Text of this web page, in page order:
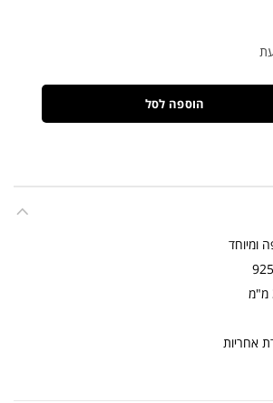
הוספה לסל
ומיוחד
אחריות